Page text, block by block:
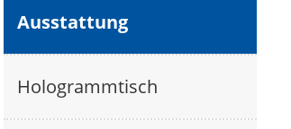
Ausstattung
Hologrammtisch